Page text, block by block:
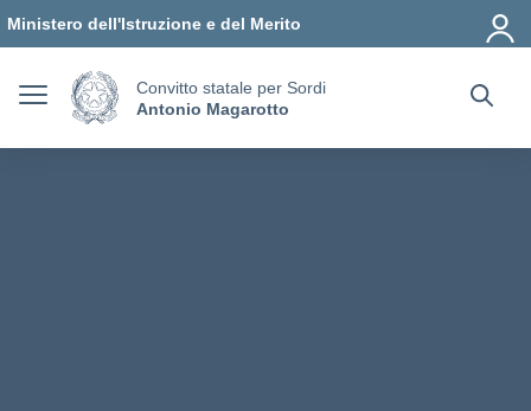
Ministero dell'Istruzione e del Merito
Convitto statale per Sordi
Antonio Magarotto